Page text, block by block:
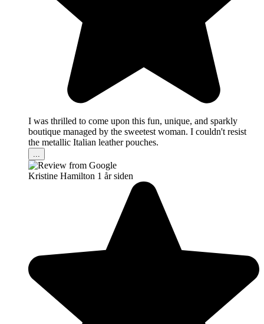
I was thrilled to come upon this fun, unique, and sparkly
boutique managed by the sweetest woman. I couldn't resist
the metallic Italian leather pouches.
...
Kristine Hamilton 1 år siden